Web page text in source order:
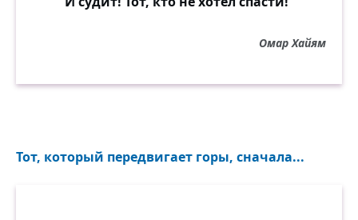
Омар Хайям
Тот, который передвигает горы, сначала...